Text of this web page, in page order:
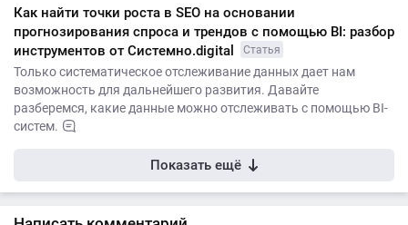
Как найти точки роста в SEO на основании
прогнозирования спроса и трендов с помощью BI: разбор
инструментов от Системно.digital
Статья
Только систематическое отслеживание данных дает нам
возможность для дальнейшего развития. Давайте
разберемся, какие данные можно отслеживать с помощью BI-
систем.
Показать ещё